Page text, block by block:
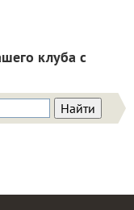
клуба с